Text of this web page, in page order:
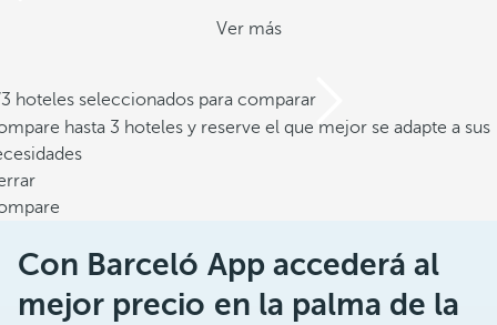
Ver más
hoteles seleccionados para comparar
hasta 3 hoteles y reserve el que mejor se adapte a sus
Con Barceló App accederá al
mejor precio en la palma de la